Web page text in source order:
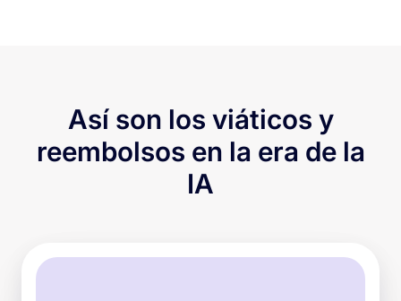
Así son los viáticos y
reembolsos en la era de la
IA